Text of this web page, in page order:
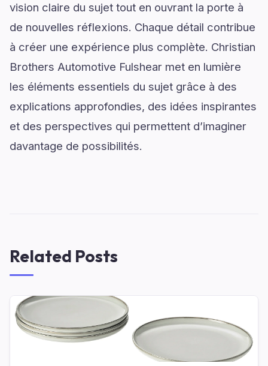
vision claire du sujet tout en ouvrant la porte à
de nouvelles réflexions. Chaque détail contribue
à créer une expérience plus complète. Christian
Brothers Automotive Fulshear met en lumière
les éléments essentiels du sujet grâce à des
explications approfondies, des idées inspirantes
et des perspectives qui permettent d’imaginer
davantage de possibilités.
Related Posts